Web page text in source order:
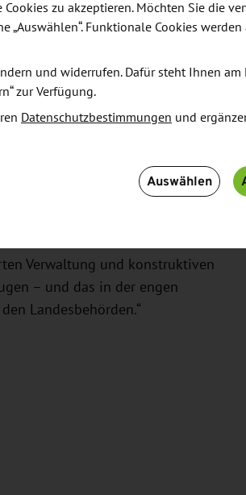
Sachsen
sich über den positiven
der WFS über viele Jahre das
Ergebnis ist ein positives
der Medizintechnik-Branche
Firmen und exzellenter
bietet.“
begleitete das Projekt seit
Sachsen
den Investor vor allem mit
Verwaltung und konstruktiven
– und das in der engen
Landesbehörden.“
zu akzeptieren. Möchten Sie die
„Auswählen“. Funktionale Cookies
und widerrufen. Dafür steht Ihnen am
zur Verfügung.
Datenschutzbestimmungen und
Auswählen